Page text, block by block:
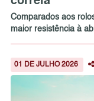
Comparados aos
maior resistência à
01 DE JULHO 2026